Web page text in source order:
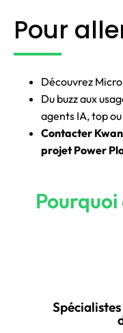
Pour
Découvrez
Du buzz aux
agents IA, top
Contacter
projet Power